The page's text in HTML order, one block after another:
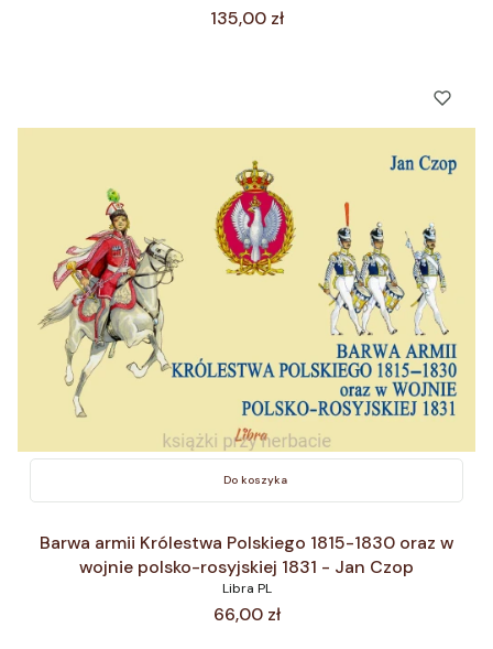
Cena
135,00 zł
Do koszyka
Barwa armii Królestwa Polskiego 1815-1830 oraz w
wojnie polsko-rosyjskiej 1831 - Jan Czop
Libra PL
Cena
66,00 zł